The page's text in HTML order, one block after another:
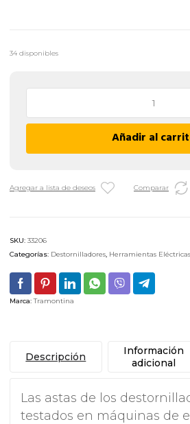
34 disponibles
Tramontina
-
X
Añadir al
Agregar a lista de deseos Comparar
SKU: 33206
Categorías: Destornilladores, Herramientas
Marca:Tramontina
Descripción
Información
adicional
Las astas de los
testados en máquinas de